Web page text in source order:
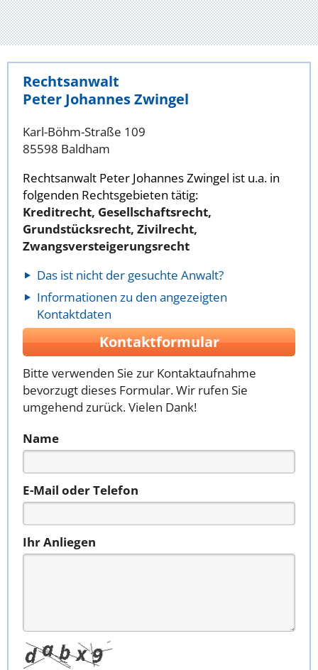
Rechtsanwalt
Peter Johannes Zwingel
Karl-Böhm-Straße 109
85598 Baldham
Rechtsanwalt Peter Johannes Zwingel ist u.a. in
folgenden Rechtsgebieten tätig:
Kreditrecht, Gesellschaftsrecht,
Grundstücksrecht, Zivilrecht,
Zwangsversteigerungsrecht
Das ist nicht der gesuchte Anwalt?
Informationen zu den angezeigten
Kontaktdaten
Kontaktformular
Bitte verwenden Sie zur Kontaktaufnahme
bevorzugt dieses Formular. Wir rufen Sie
umgehend zurück. Vielen Dank!
Name
E-Mail oder Telefon
Ihr Anliegen